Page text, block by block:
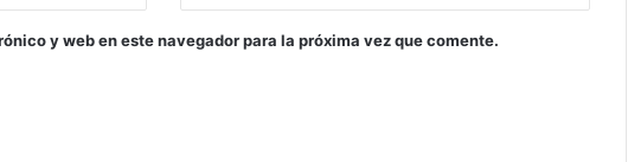
y web en este navegador para la próxima vez que comente.